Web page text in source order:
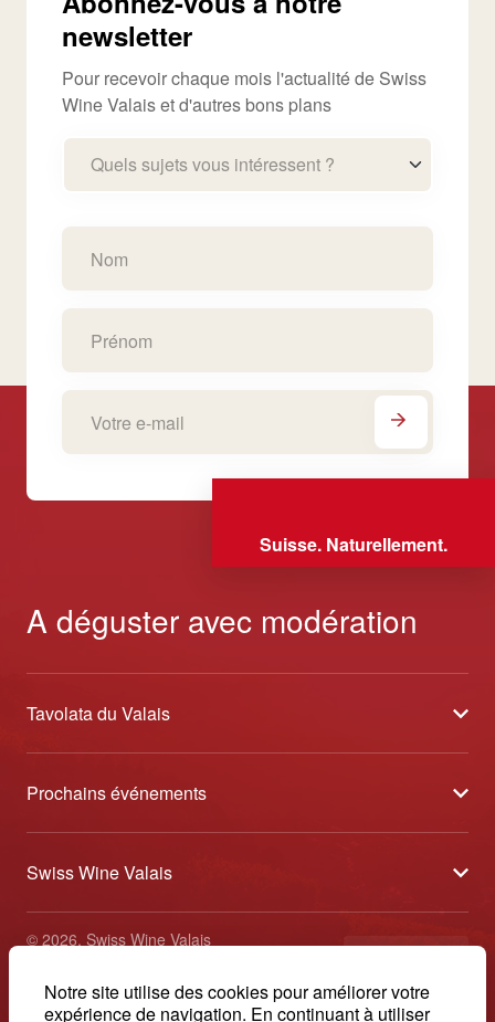
Notre site utilise des cookies pour améliorer votre
expérience de navigation. En continuant à utiliser
newsletter
Pour recevoir chaque mois l'actualité de Swiss
Wine Valais et d'autres bons plans
Quels sujets vous intéressent ?
Suisse. Naturellement.
A déguster avec modération
Tavolata du Valais
À propos
Partenaires
Prochains événements
Sélection des Vins du Valais
Au cœur des vendanges
Swiss Wine Valais
Avenue de la Gare 2 - CP 144 - 1964 Conthey
info@swisswinevalais.ch
© 2026, Swiss Wine Valais